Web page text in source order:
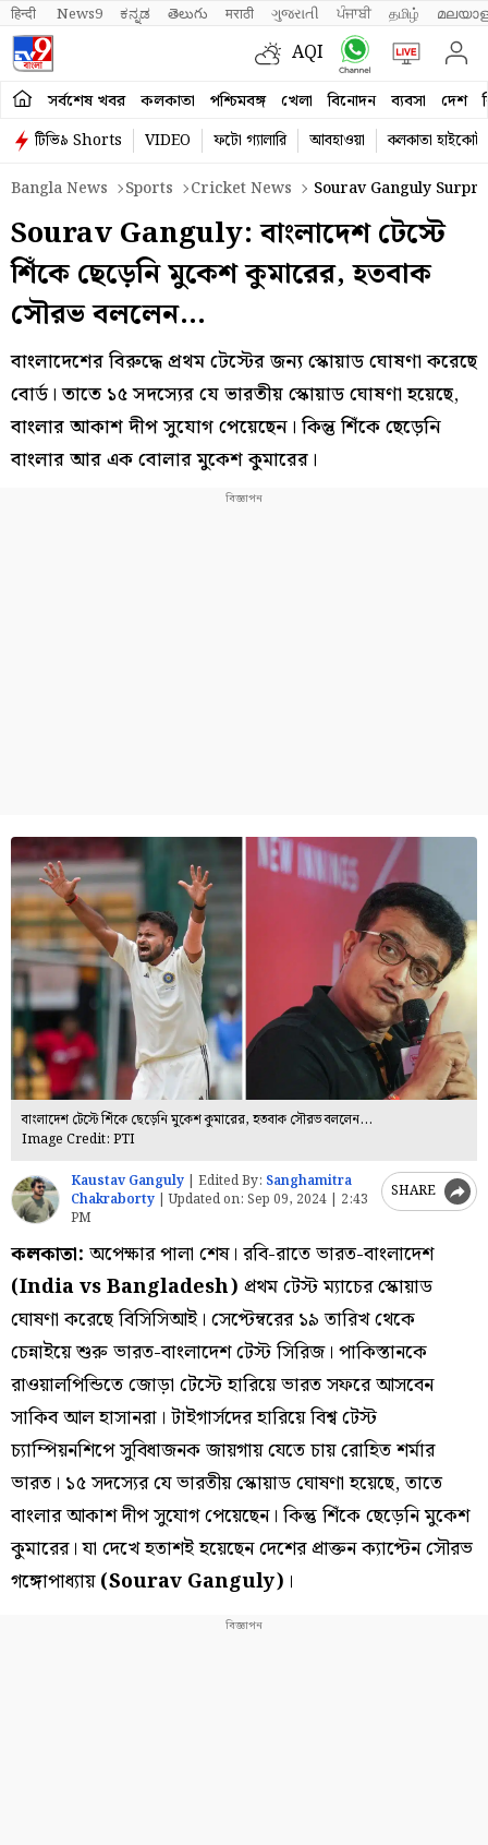
हिन्दी News9 ಕನ್ನಡ తెలుగు मराठी ગુજરાતી ਪੰਜਾਬੀ தமிழ்
AQI
সর্বশেষ খবর কলকাতা পশ্চিমবঙ্গ খেলা বিনোদন ব্যবসা দেশ
টিভি৯ Shorts VIDEO ফটো গ্যালারি আবহাওয়া
কলকাতা হাইকোর্ট
Bangla News
Sports Cricket News Sourav Ganguly
Sourav Ganguly: বাংলাদেশ টেস্টে
শিঁকে ছেড়েনি মুকেশ কুমারের, হতবাক
সৌরভ বললেন…
বাংলাদেশের বিরুদ্ধে প্রথম টেস্টের জন্য স্কোয়াড ঘোষণা করেছে
বোর্ড। তাতে ১৫ সদস্যের যে ভারতীয় স্কোয়াড ঘোষণা হয়েছে,
বাংলার আকাশ দীপ সুযোগ পেয়েছেন। কিন্তু শিঁকে ছেড়েনি
বাংলার আর এক বোলার মুকেশ কুমারের।
বাংলাদেশ টেস্টে শিঁকে ছেড়েনি মুকেশ কুমারের, হতবাক সৌরভ বললেন...
Image Credit: PTI
Kaustav Ganguly | Edited By: Sanghamitra
Chakraborty |Updated on: Sep 09, 2024 | 2:43
PM
SHARE
কলকাতা: অপেক্ষার পালা শেষ। রবি-রাতে ভারত-বাংলাদেশ
(India vs Bangladesh) প্রথম টেস্ট ম্যাচের স্কোয়াড
ঘোষণা করেছে বিসিসিআই। সেপ্টেম্বরের ১৯ তারিখ থেকে
চেন্নাইয়ে শুরু ভারত-বাংলাদেশ টেস্ট সিরিজ। পাকিস্তানকে
রাওয়ালপিন্ডিতে জোড়া টেস্টে হারিয়ে ভারত সফরে আসবেন
সাকিব আল হাসানরা। টাইগার্সদের হারিয়ে বিশ্ব টেস্ট
চ্যাম্পিয়নশিপে সুবিধাজনক জায়গায় যেতে চায় রোহিত শর্মার
ভারত। ১৫ সদস্যের যে ভারতীয় স্কোয়াড ঘোষণা হয়েছে, তাতে
বাংলার আকাশ দীপ সুযোগ পেয়েছেন। কিন্তু শিঁকে ছেড়েনি মুকেশ
কুমারের। যা দেখে হতাশই হয়েছেন দেশের প্রাক্তন ক্যাপ্টেন সৌরভ
গঙ্গোপাধ্যায়(Sourav Ganguly) ।